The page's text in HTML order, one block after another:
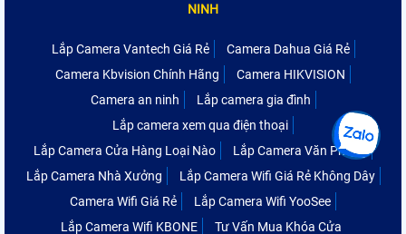
NINH
Lắp Camera Vantech Giá Rẻ
Camera Dahua Giá Rẻ
Camera Kbvision Chính Hãng
Camera HIKVISION
Camera an ninh
Lắp camera gia đình
Lắp camera xem qua điện thoại
Lắp Camera Cửa Hàng Loại Nào
Lắp Camera Văn Phòng
Lắp Camera Nhà Xưởng
Lắp Camera Wifi Giá Rẻ Không Dây
Camera Wifi Giá Rẻ
Lắp Camera Wifi YooSee
Lắp Camera Wifi KBONE
Tư Vấn Mua Khóa Cửa